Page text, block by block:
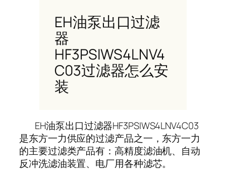
EH油泵出口过滤
器
HF3PSIWS4LNV4
C03过滤器怎么安
装
EH油泵出口过滤器HF3PSIWS4LNV4C03
是东方一力供应的过滤产品之一，东方一力
的主要过滤类产品有：高精度滤油机、自动
反冲洗滤油装置、电厂用各种滤芯。